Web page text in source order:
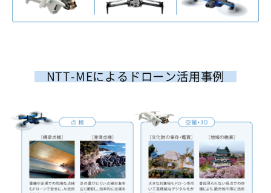
NTT-MEによるドローン活用事例